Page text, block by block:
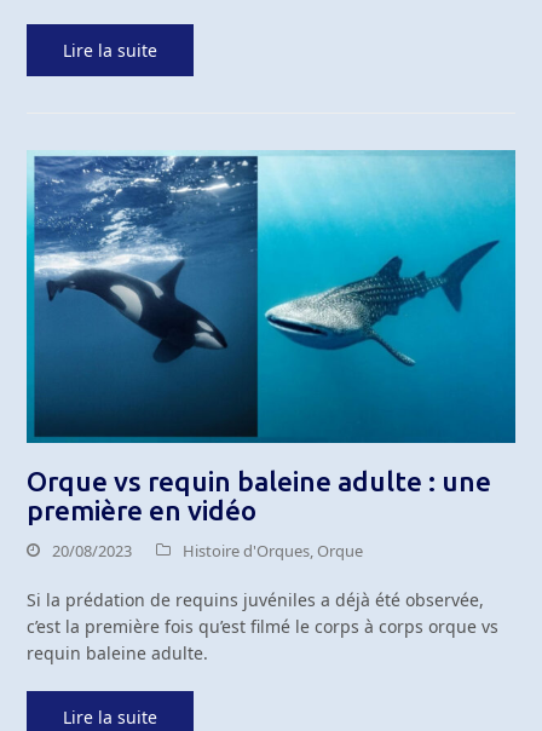
Lire la suite
Orque vs requin baleine adulte : une
première en vidéo
20/08/2023 Histoire d'Orques,Orque
Si la prédation de requins juvéniles a déjà été observée,
c’est la première fois qu’est filmé le corps à corps orque vs
requin baleine adulte.
Lire la suite